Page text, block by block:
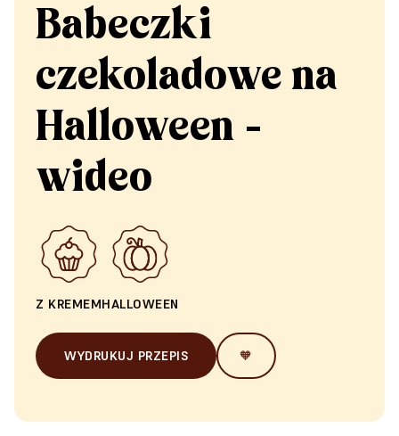
Babeczki
czekoladowe na
Halloween -
wideo
Z KREMEMHALLOWEEN
WYDRUKUJ PRZEPIS 🧡